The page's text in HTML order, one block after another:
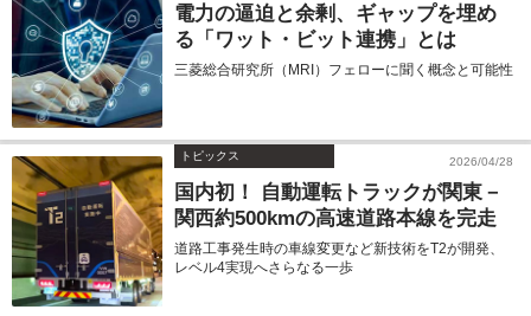
電力の逼迫と余剰、ギャップを埋め
る「ワット・ビット連携」とは
三菱総合研究所（MRI）フェローに聞く概念と可能性
トピックス 2026/04/28
国内初！ 自動運転トラックが関東－
関西約500kmの高速道路本線を完走
道路工事発生時の車線変更など新技術をT2が開発、
レベル4実現へさらなる一歩